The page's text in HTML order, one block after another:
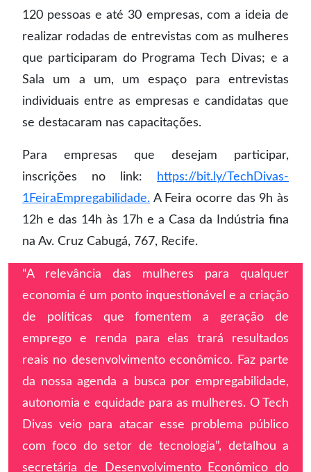
120 pessoas e até 30 empresas, com a ideia de
realizar rodadas de entrevistas com as mulheres
que participaram do Programa Tech Divas; e a
Sala um a um, um espaço para entrevistas
individuais entre as empresas e candidatas que
se destacaram nas capacitações.
Para empresas que desejam participar,
inscrições no link:
https://bit.ly/TechDivas-
1FeiraEmpregabilidade. A Feira ocorre das 9h às
12h e das 14h às 17h e a Casa da Indústria fina
na Av. Cruz Cabugá, 767, Recife.
“A relevância das mulheres para qualquer
economia é um ponto inquestionável e a criação
de políticas que fomentem a geração de
emprego e renda para elas trará resultados
reais no desenvolvimento econômico. Faz parte
da nossa agenda a busca por empregabilidade,
autonomia e equidade para as mulheres. O Tech
Divas veio para atacar esse problema público
com foco do setor de tecnologia”, detalhou a
secretária de Desenvolvimento Econômico do